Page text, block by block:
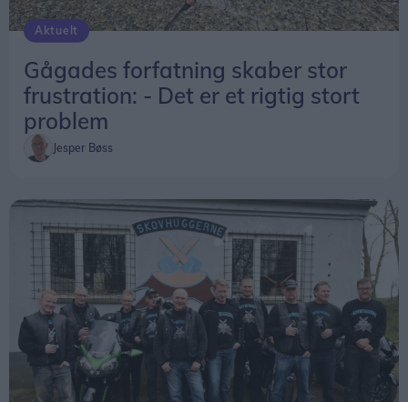
Aktuelt
Gågades forfatning skaber stor
frustration: - Det er et rigtig stort
problem
Jesper Bøss